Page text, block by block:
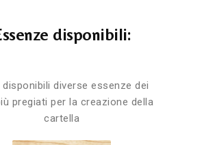
disponibili:
disponibili diverse essenze dei
pregiati per la creazione della
cartella